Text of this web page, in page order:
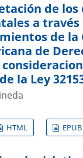
de los
a través
de la
de
la Ley
HTML EPUB